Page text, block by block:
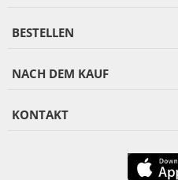
BESTELLEN
NACH DEM KAUF
KONTAKT